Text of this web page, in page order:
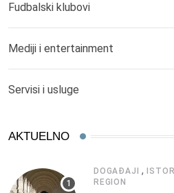
Fudbalski klubovi
Mediji i entertainment
Servisi i usluge
AKTUELNO
DOGAĐAJI ,
REGION